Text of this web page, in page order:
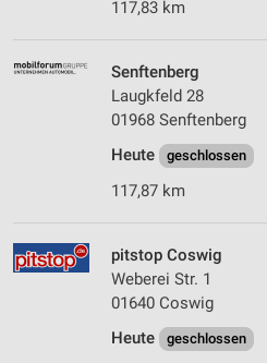
117,83 km
Senftenberg
Laugkfeld 28
01968 Senftenberg
Heute
geschlossen
117,87 km
pitstop Coswig
Weberei Str. 1
01640 Coswig
Heute
geschlossen